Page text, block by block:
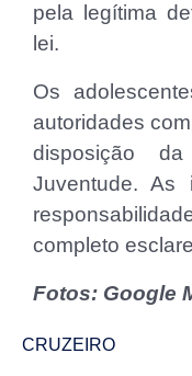
pela legítima
lei.
Os
autoridades
disposição
Juventude. As
completo
Fotos: Google
CRUZEIRO